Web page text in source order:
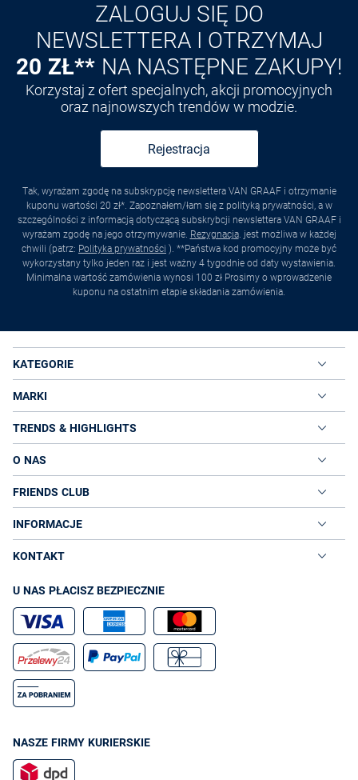
ZALOGUJ SIĘ DO
NEWSLETTERA I OTRZYMAJ
20 ZŁ** NA NASTĘPNE ZAKUPY!
Korzystaj z ofert specjalnych, akcji promocyjnych
oraz najnowszych trendów w modzie.
Rejestracja
Tak, wyrażam zgodę na subskrypcję newslettera VAN GRAAF i otrzymanie
kuponu wartości 20 zł*. Zapoznałem/łam się z polityką prywatności, a w
szczególności z informacją dotyczącą subskrybcji newslettera VAN GRAAF i
wyrażam zgodę na jego otrzymywanie. Rezygnacja. jest możliwa w każdej
chwili (patrz: Polityka prywatności ). **Państwa kod promocyjny może być
wykorzystany tylko jeden raz i jest ważny 4 tygodnie od daty wystawienia.
Minimalna wartość zamówienia wynosi 100 zł Prosimy o wprowadzenie
kuponu na ostatnim etapie składania zamówienia.
KATEGORIE
MARKI
TRENDS & HIGHLIGHTS
O NAS
FRIENDS CLUB
INFORMACJE
KONTAKT
U NAS PŁACISZ BEZPIECZNIE
NASZE FIRMY KURIERSKIE